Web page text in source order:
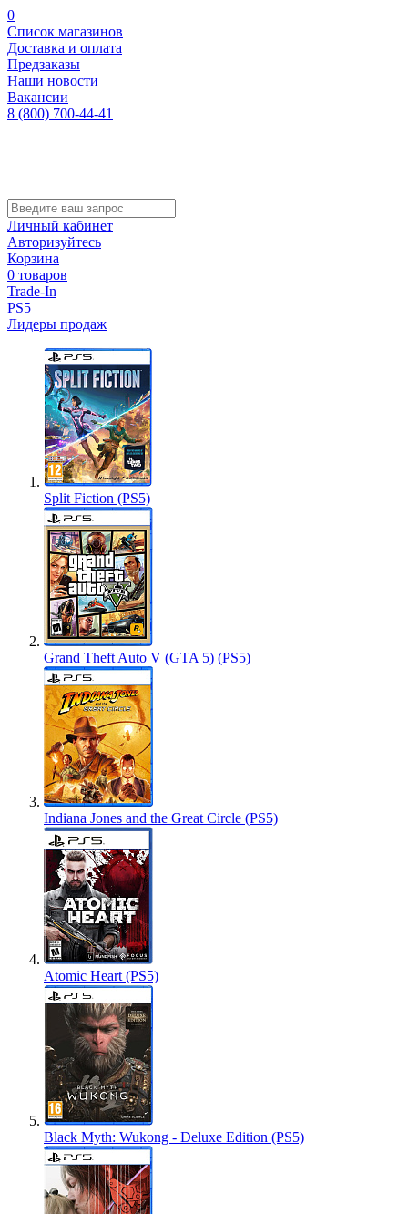
0
Список магазинов
Доставка и оплата
Предзаказы
Наши новости
Вакансии
8 (800) 700-44-41
Личный кабинет
Авторизуйтесь
Корзина
0 товаров
Trade-In
PS5
Лидеры продаж
Split Fiction (PS5)
Grand Theft Auto V (GTA 5) (PS5)
Indiana Jones and the Great Circle (PS5)
Atomic Heart (PS5)
Black Myth: Wukong - Deluxe Edition (PS5)